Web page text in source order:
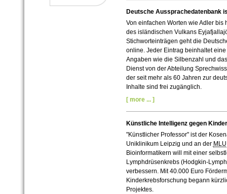
Deutsche Aussprachedatenbank
Von einfachen Worten wie Adler
des isländischen Vulkans
Stichworteinträgen geht die
online. Jeder Eintrag beinhaltet
Angaben wie die Silbenzahl und
Dienst von der Abteilung
der seit mehr als 60 Jahren zur
Inhalte sind frei zugänglich.
[ more ... ]
Künstliche Intelligenz gegen
"Künstlicher Professor" ist der
Uniklinikum Leipzig und an der MLU
Bioinformatikern will mit einer
Lymphdrüsenkrebs (Hodgkin-
verbessern. Mit 40.000 Euro
Kinderkrebsforschung begann
Projektes.